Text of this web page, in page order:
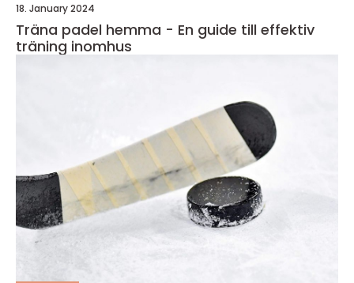
18. January 2024
Träna padel hemma - En guide till effektiv
träning inomhus